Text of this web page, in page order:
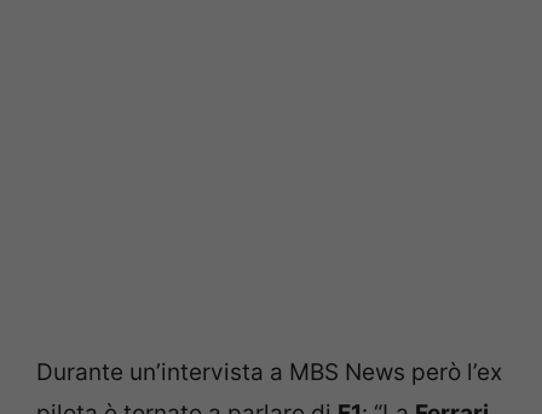
Durante un’intervista a MBS News però l’ex